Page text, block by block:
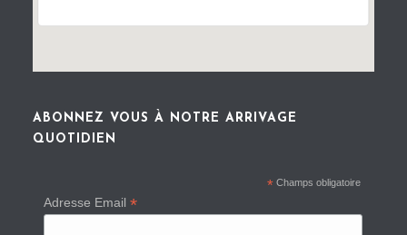
ABONNEZ VOUS À NOTRE ARRIVAGE
QUOTIDIEN
* Champs obligatoire
Adresse Email *